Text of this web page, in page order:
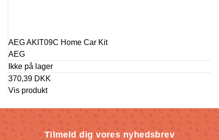
AEG AKIT09C Home Car Kit
AEG
Ikke på lager
370,39 DKK
Vis produkt
Tilmeld dig vores nyhedsbrev